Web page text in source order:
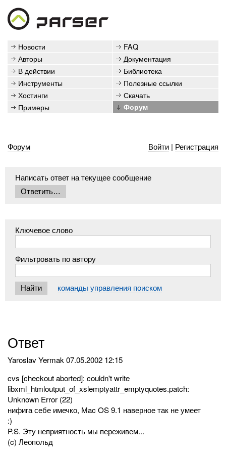
Новости
FAQ
Авторы
Документация
В действии
Библиотека
Инструменты
Полезные ссылки
Хостинги
Скачать
Примеры
Форум
Форум Войти| Регистрация
Написать ответ на текущее сообщение
Ключевое слово
Фильтровать по автору
команды управления поиском
Ответ
Yaroslav Yermak07.05.2002 12:15
cvs [checkout aborted]: couldn't write
libxml_htmloutput_of_xslemptyattr_emptyquotes.patch:
Unknown Error (22)
нифига себе имечко, Mac OS 9.1 наверное так не умеет
:)
P.S. Эту неприятность мы переживем...
(c) Леопольд